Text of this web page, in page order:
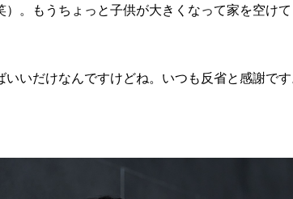
）。もうちょっと子供が大きくなって家を空け
いだけなんですけどね。いつも反省と感謝です